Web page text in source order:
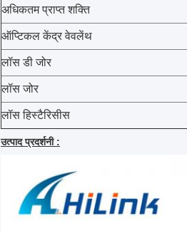
अधिकतम प्राप्त शक्ति
ऑप्टिकल केंद्र वेवलेंथ
लॉस डी जोर
लॉस जोर
लॉस हिस्टैरिसीस
उत्पाद प्रदर्शनी :